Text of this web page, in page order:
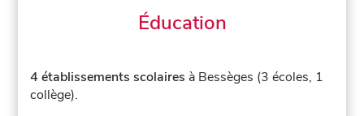
Éducation
4 établissements scolaires à Bessèges (3 écoles, 1
collège).